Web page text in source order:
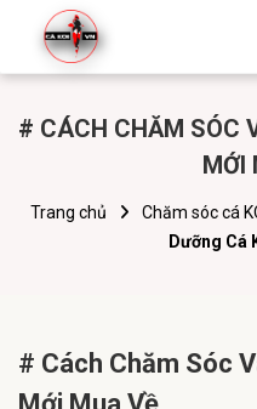
# CÁCH CHĂM SÓC
MỚI
Trang chủ Chăm sóc cá
Dưỡng Cá
# Cách Chăm Sóc